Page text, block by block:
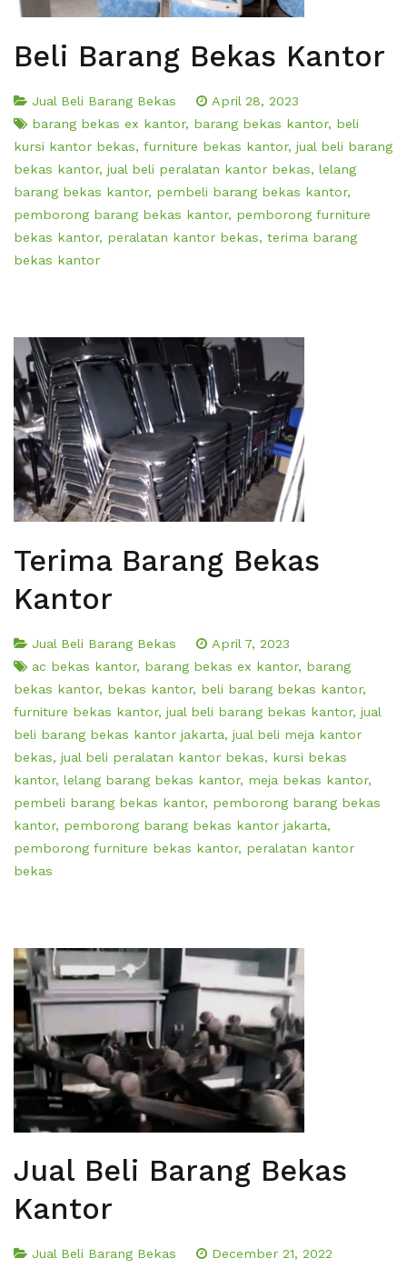
Beli Barang Bekas Kantor
Jual Beli Barang Bekas
April 28, 2023
barang bekas ex kantor, barang bekas kantor, beli
kursi kantor bekas, furniture bekas kantor, jual beli barang
bekas kantor, jual beli peralatan kantor bekas, lelang
barang bekas kantor, pembeli barang bekas kantor,
pemborong barang bekas kantor, pemborong furniture
bekas kantor, peralatan kantor bekas, terima barang
bekas kantor
Terima Barang Bekas
Kantor
Jual Beli Barang Bekas
April 7, 2023
ac bekas kantor, barang bekas ex kantor, barang
bekas kantor, bekas kantor, beli barang bekas kantor,
furniture bekas kantor, jual beli barang bekas kantor, jual
beli barang bekas kantor jakarta, jual beli meja kantor
bekas, jual beli peralatan kantor bekas, kursi bekas
kantor, lelang barang bekas kantor, meja bekas kantor,
pembeli barang bekas kantor, pemborong barang bekas
kantor, pemborong barang bekas kantor jakarta,
pemborong furniture bekas kantor, peralatan kantor
bekas
Jual Beli Barang Bekas
Kantor
Jual Beli Barang Bekas
December 21, 2022